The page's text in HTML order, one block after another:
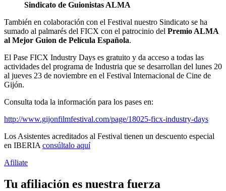
Sindicato de Guionistas ALMA
También en colaboración con el Festival nuestro Sindicato se ha
sumado al palmarés del FICX con el patrocinio del Premio ALMA
al Mejor Guion de Película Española.
El Pase FICX Industry Days es gratuito y da acceso a todas las
actividades del programa de Industria que se desarrollan del lunes 20
al jueves 23 de noviembre en el Festival Internacional de Cine de
Gijón.
Consulta toda la información para los pases en:
http://www.gijonfilmfestival.com/page/18025-ficx-industry-days
Los Asistentes acreditados al Festival tienen un descuento especial
en IBERIA consúltalo aquí
Afiliate
Tu afiliación es nuestra fuerza